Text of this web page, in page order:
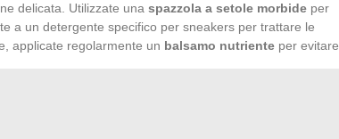
delicata. Utilizzate una spazzola a setole morbide per
a un detergente specifico per sneakers per trattare le
applicate regolarmente un balsamo nutriente per evitare